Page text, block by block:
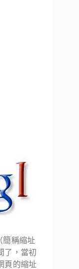
簡稱縮址
了，當初
頁的縮址